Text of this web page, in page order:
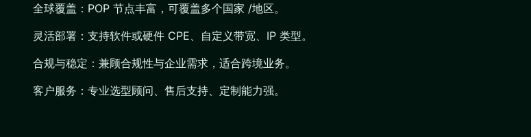
全球覆盖：POP 节点丰富，可覆盖多个国家 /地区。
灵活部署：支持软件或硬件 CPE、自定义带宽、IP 类型。
合规与稳定：兼顾合规性与企业需求，适合跨境业务。
客户服务：专业选型顾问、售后支持、定制能力强。